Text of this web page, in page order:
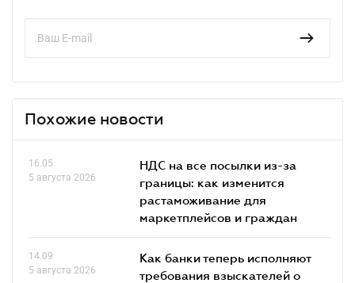
Похожие новости
16.05
5 августа 2026
НДС на все посылки из-за
границы: как изменится
растаможивание для
маркетплейсов и граждан
14.09
5 августа 2026
Как банки теперь исполняют
требования взыскателей о